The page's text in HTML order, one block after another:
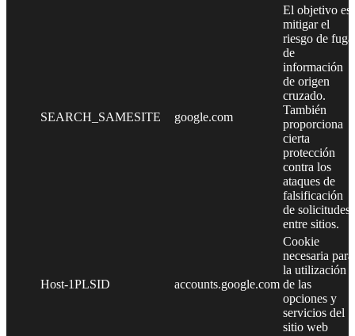
SEARCH_SAMESITE google.com
El objetivo es
mitigar el
riesgo de fuga
de
información
de origen
cruzado.
También
proporciona
cierta
protección
contra los
ataques de
falsificación
de solicitudes
entre sitios.
Host-1PLSID accounts.google.com
Cookie
necesaria para
la utilización
de las
opciones y
servicios del
sitio web